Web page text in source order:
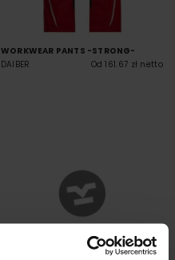
WORKWEAR PANTS -STRONG-
DAIBER
Od 161.67 zł netto